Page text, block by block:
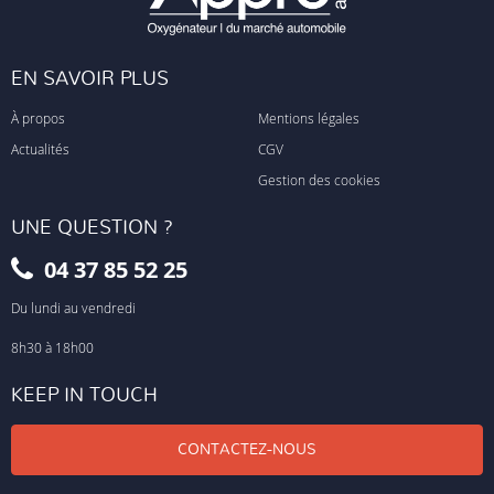
EN SAVOIR PLUS
À propos
Actualités
Mentions légales
CGV
Gestion des cookies
UNE QUESTION ?
04 37 85 52 25
Du lundi au vendredi
8h30 à 18h00
KEEP IN TOUCH
CONTACTEZ-NOUS